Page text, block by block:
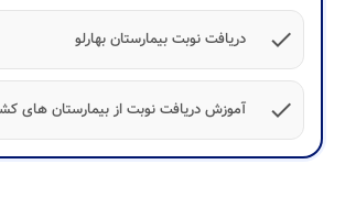
check
دریافت نوبت بیمارستان بهارلو
check آموزش دریافت نوبت از بیمارستان های